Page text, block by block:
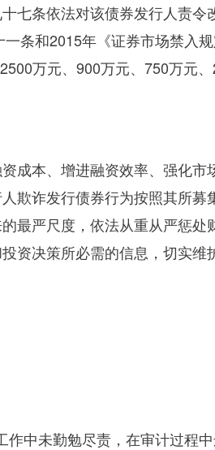
七条依法对该债券发行人责令
一条和2015年《证券市场禁入规
2500万元、 900万元、 750万元、
成本、增进融资效率、强化
欺诈发行债券行为按照其所募
最严尺度，依法从重从严惩
决策所必需的信息，切实维
作中未勤勉尽责，在审计过程